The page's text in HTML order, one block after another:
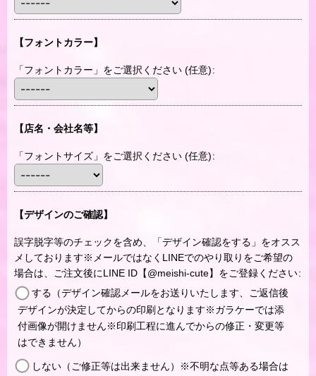
【フォントカラー】
「フォントカラー」をご選択ください (任意):
【店名・会社名等】
「フォントサイズ」をご選択ください (任意):
【デザインのご確認】
誤字脱字等のチェックを含め、「デザイン確認をする」をオスス
メしております※メールではなくLINEでのやり取りをご希望の
場合は、ご注文後にLINE ID【@meishi-cute】をご登録ください:
する（デザイン確認メールをお送りいたします、ご返信後
デザインが決定してからの印刷となります※ガラケーでは添
付画像が開けません※印刷工程に進んでからの修正・変更等
はできません）
しない（ご修正等は出来ません）※不明な点等ある場合は